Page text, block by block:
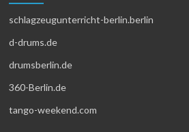
schlagzeugunterricht-berlin.berlin
d-drums.de
drumsberlin.de
360-Berlin.de
tango-weekend.com